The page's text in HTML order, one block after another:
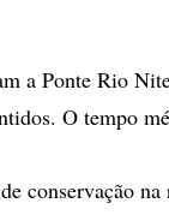
a Ponte Rio
O tempo
conservação